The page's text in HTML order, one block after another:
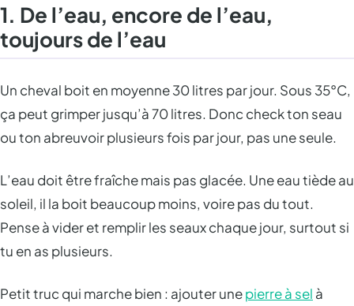
1. De l’eau, encore de l’eau,
toujours de l’eau
Un cheval boit en moyenne 30 litres par jour. Sous 35°C,
ça peut grimper jusqu’à 70 litres. Donc check ton seau
ou ton abreuvoir plusieurs fois par jour, pas une seule.
L’eau doit être fraîche mais pas glacée. Une eau tiède au
soleil, il la boit beaucoup moins, voire pas du tout.
Pense à vider et remplir les seaux chaque jour, surtout si
tu en as plusieurs.
Petit truc qui marche bien : ajouter unepierre à sel à